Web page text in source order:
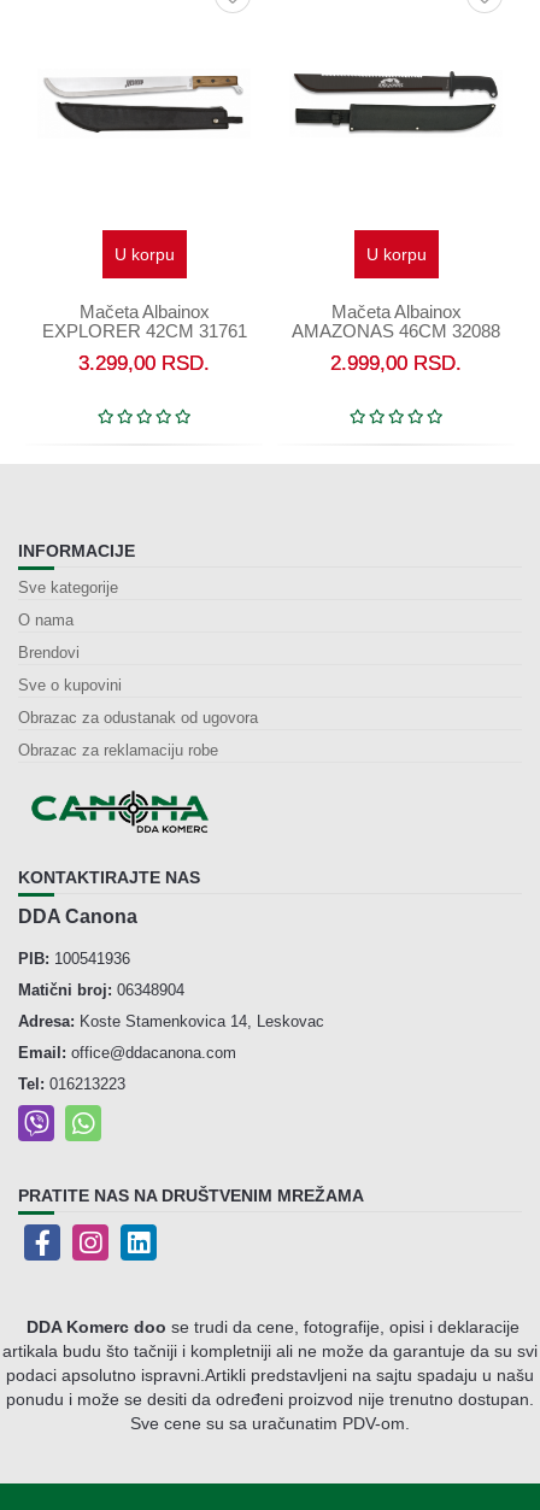
U korpu
Mačeta Albainox
AMAZONAS 46CM 32088
2.999,00RSD.
U korpu
Perorez Old Bear Orah XS
Inox 9307/15_LN
2.690,00RSD.
INFORMACIJE
Sve kategorije
O nama
Brendovi
Sve o kupovini
Obrazac za odustanak od ugovora
Obrazac za reklamaciju robe
KONTAKTIRAJTE NAS
DDA Canona
PIB: 100541936
Matični broj: 06348904
Adresa: Koste Stamenkovica 14, Leskovac
Email: office@ddacanona.com
Tel: 016213223
PRATITE NAS NA DRUŠTVENIM MREŽAMA
DDA Komerc doo se trudi da cene, fotografije, opisi i deklaracije
artikala budu što tačniji i kompletniji ali ne može da garantuje da su svi
podaci apsolutno ispravni. Artikli predstavljeni na sajtu spadaju u našu
ponudu i može se desiti da određeni proizvod nije trenutno dostupan.
Sve cene su sa uračunatim PDV-om.